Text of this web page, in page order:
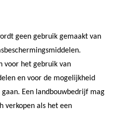
geen gebruik gemaakt van
voor het gebruik van
en voor de mogelijkheid
Een landbouwbedrijf mag
verkopen als het een